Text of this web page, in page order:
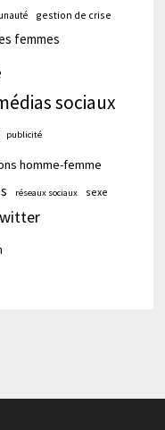
gestion de crise
femmes
sociaux
publicité
homme-femme
réseaux sociaux sexe